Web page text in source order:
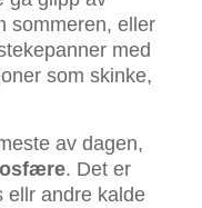
sommeren, eller
med
som skinke,
av dagen,
. Det er
ellr andre kalde